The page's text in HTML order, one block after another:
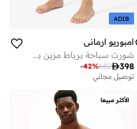
ADIB
امبوريو ارماني
شورت سباحة برباط مزين بشعار الماركة
398
682
-42%
توصيل مجاني
الأكثر مبيعا